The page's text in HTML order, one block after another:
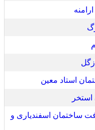
استاد معین
ساختمان اسفندیاری و